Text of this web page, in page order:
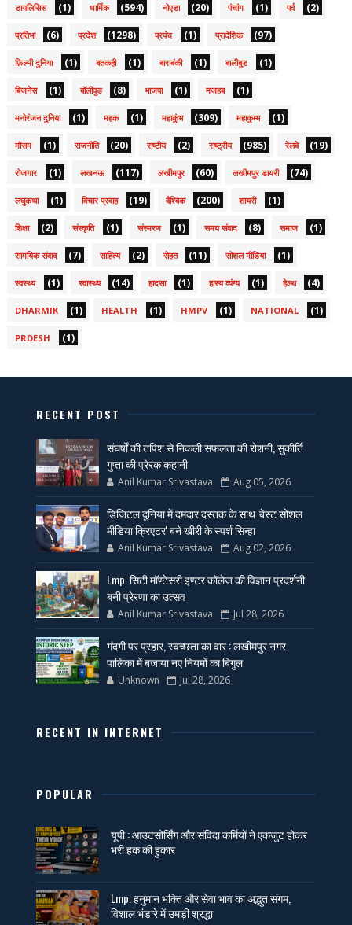
डायलिसिस (1) धार्मिक (594) नोएडा (20) पंचांग (1) पर्व (2)
प्रतिभा (6) प्रदेश (1298) प्रपंच (1) प्रादेशिक (97)
फ़िल्मी दुनिया (1) बतकही (1) बाराबंकी (1) बालीबुड (1)
बिजनेस (1) बॉलीवुड (8) भाजपा (1) मजहब (1)
मनोरंजन दुनिया (1) महक (1) महाकुंभ (309) महाकुम्भ (1)
मौसम (1) राजनीति (20) राष्टीय (2) राष्ट्रीय (985) रेलवे (19)
रोजगार (1) लखनऊ (117) लखीमपुर (60) लखीमपुर डायरी (74)
लघुकथा (1) विचार प्रवाह (19) वैश्विक (200) शायरी (1)
शिक्षा (2) संस्कृति (1) संस्मरण (1) समय संवाद (8) समाज (1)
सामयिक संवाद (7) साहित्य (2) सेहत (11) सोशल मीडिया (1)
स्वस्थ्य (1) स्वास्थ्य (14) हादसा (1) हास्य व्यंग्य (1) हेल्थ (4)
DHARMIK (1) HEALTH (1) HMPV (1) NATIONAL (1)
PRDESH (1)
RECENT POST
संघर्षों की तपिश से निकली सफलता की रोशनी, सुकीर्ति
गुप्ता की प्रेरक कहानी
Anil Kumar Srivastava Aug 05, 2026
डिजिटल दुनिया में दमदार दस्तक के साथ 'बेस्ट सोशल
मीडिया क्रिएटर' बने खीरी के स्पर्श सिन्हा
Anil Kumar Srivastava Aug 02, 2026
Lmp. सिटी मॉण्टेसरी इण्टर कॉलेज की विज्ञान प्रदर्शनी
बनी प्रेरणा का उत्सव
Anil Kumar Srivastava Jul 28, 2026
गंदगी पर प्रहार, स्वच्छता का वार : लखीमपुर नगर
पालिका में बजाया नए नियमों का बिगुल
Unknown Jul 28, 2026
RECENT IN INTERNET
POPULAR
यूपी : आउटसोर्सिंग और संविदा कर्मियों ने एकजुट होकर
भरी हक की हुंकार
Lmp. हनुमान भक्ति और सेवा भाव का अद्भुत संगम,
विशाल भंडारे में उमड़ी श्रद्धा